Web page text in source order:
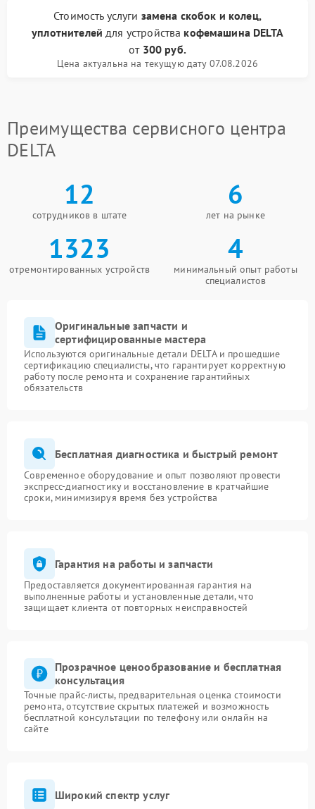
Стоимость услуги замена скобок и колец,
уплотнителей для устройства кофемашина DELTA
от 300 руб.
Цена актуальна на текущую дату 07.08.2026
Преимущества сервисного центра
DELTA
12
сотрудников в штате
6
лет на рынке
1323
отремонтированных устройств
4
минимальный опыт работы
специалистов
Оригинальные запчасти и
сертифицированные мастера
Используются оригинальные детали DELTA и прошедшие
сертификацию специалисты, что гарантирует корректную
работу после ремонта и сохранение гарантийных
обязательств
Бесплатная диагностика и быстрый ремонт
Современное оборудование и опыт позволяют провести
экспресс-диагностику и восстановление в кратчайшие
сроки, минимизируя время без устройства
Гарантия на работы и запчасти
Предоставляется документированная гарантия на
выполненные работы и установленные детали, что
защищает клиента от повторных неисправностей
Прозрачное ценообразование и бесплатная
консультация
Точные прайс-листы, предварительная оценка стоимости
ремонта, отсутствие скрытых платежей и возможность
бесплатной консультации по телефону или онлайн на
сайте
Широкий спектр услуг